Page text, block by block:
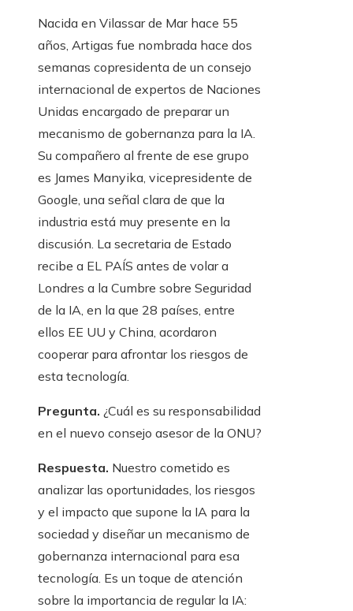
Nacida en Vilassar de Mar hace 55
años, Artigas fue nombrada hace dos
semanas copresidenta de un consejo
internacional de expertos de Naciones
Unidas encargado de preparar un
mecanismo de gobernanza para la IA.
Su compañero al frente de ese grupo
es James Manyika, vicepresidente de
Google, una señal clara de que la
industria está muy presente en la
discusión. La secretaria de Estado
recibe a EL PAÍS antes de volar a
Londres a la Cumbre sobre Seguridad
de la IA, en la que 28 países, entre
ellos EE UU y China, acordaron
cooperar para afrontar los riesgos de
esta tecnología.
Pregunta. ¿Cuál es su responsabilidad
en el nuevo consejo asesor de la ONU?
Respuesta. Nuestro cometido es
analizar las oportunidades, los riesgos
y el impacto que supone la IA para la
sociedad y diseñar un mecanismo de
gobernanza internacional para esa
tecnología. Es un toque de atención
sobre la importancia de regular la IA: